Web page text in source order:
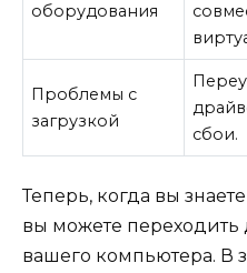
оборудования
Проблемы с
загрузкой
сбои.
Теперь, когда вы
вы можете переходить
вашего компьютера. В